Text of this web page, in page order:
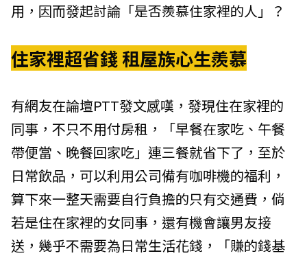
用，因而發起討論「是否羨慕住家裡的人」？
住家裡超省錢 租屋族心生羨慕
有網友在論壇PTT發文感嘆，發現住在家裡的
同事，不只不用付房租，「早餐在家吃、午餐
帶便當、晚餐回家吃」連三餐就省下了，至於
日常飲品，可以利用公司備有咖啡機的福利，
算下來一整天需要自行負擔的只有交通費，倘
若是住在家裡的女同事，還有機會讓男友接
送，幾乎不需要為日常生活花錢，「賺的錢基